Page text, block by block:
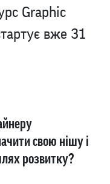
Graphic
вже 31
свою нішу і
розвитку?